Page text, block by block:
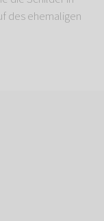
des ehemaligen